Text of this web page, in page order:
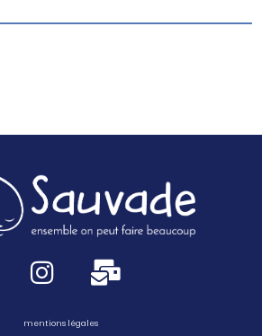
mentions légales